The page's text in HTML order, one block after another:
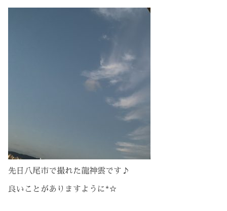
先日八尾市で撮れた龍神雲です♪
良いことがありますように*☆